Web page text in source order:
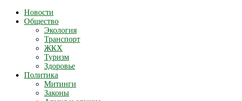
Новости
Общество
Экология
Транспорт
ЖКХ
Туризм
Здоровье
Политика
Митинги
Законы